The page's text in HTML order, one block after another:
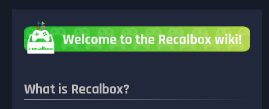
What is Recalbox?